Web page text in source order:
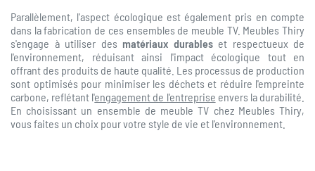
Parallèlement, l'aspect écologique est également pris en compte
dans la fabrication de ces ensembles de meuble TV. Meubles Thiry
s'engage à utiliser des matériaux durableset respectueux de
l'environnement, réduisant ainsi l'impact écologique tout en
offrant des produits de haute qualité. Les processus de production
sont optimisés pour minimiser les déchets et réduire l'empreinte
carbone, reflétant l'engagement de l'entreprise envers la durabilité.
En choisissant un ensemble de meuble TV chez Meubles Thiry,
vous faites un choix pour votre style de vie et l'environnement.